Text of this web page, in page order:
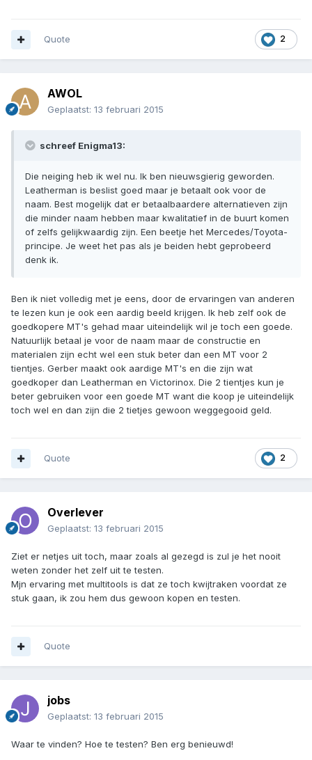
2
Quote
AWOL
Geplaatst: 13 februari 2015
schreef Enigma13:
Die neiging heb ik wel nu. Ik ben nieuwsgierig geworden.
Leatherman is beslist goed maar je betaalt ook voor de
naam. Best mogelijk dat er betaalbaardere alternatieven zijn
die minder naam hebben maar kwalitatief in de buurt komen
of zelfs gelijkwaardig zijn. Een beetje het Mercedes/Toyota-
principe. Je weet het pas als je beiden hebt geprobeerd
denk ik.
Ben ik niet volledig met je eens, door de ervaringen van anderen
te lezen kun je ook een aardig beeld krijgen. Ik heb zelf ook de
goedkopere MT's gehad maar uiteindelijk wil je toch een goede.
Natuurlijk betaal je voor de naam maar de constructie en
materialen zijn echt wel een stuk beter dan een MT voor 2
tientjes. Gerber maakt ook aardige MT's en die zijn wat
goedkoper dan Leatherman en Victorinox. Die 2 tientjes kun je
beter gebruiken voor een goede MT want die koop je uiteindelijk
toch wel en dan zijn die 2 tietjes gewoon weggegooid geld.
2
Quote
Overlever
Geplaatst: 13 februari 2015
Ziet er netjes uit toch, maar zoals al gezegd is zul je het nooit
weten zonder het zelf uit te testen.
Mjn ervaring met multitools is dat ze toch kwijtraken voordat ze
stuk gaan, ik zou hem dus gewoon kopen en testen.
Quote
jobs
Geplaatst: 13 februari 2015
Waar te vinden? Hoe te testen? Ben erg benieuwd!